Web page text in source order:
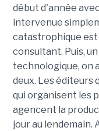
début d'année
intervenue
catastrophique est
consultant. Puis,
technologique, on
deux. Les éditeurs
qui organisent les
agencent la
jour au lendemain.